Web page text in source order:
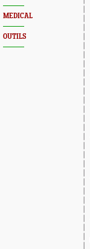
MEDICAL
OUTILS